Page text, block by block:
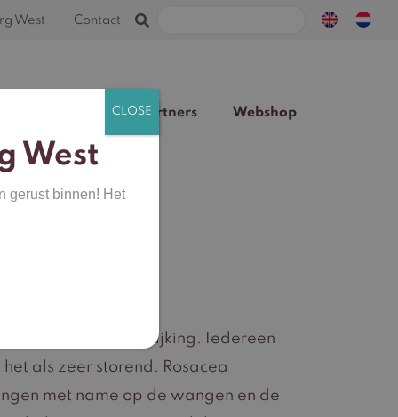
West Contact
Zoeken
Partners Webshop
huidafwijking. Iedereen
als zeer storend. Rosacea
met name op de wangen en de
West
gerust binnen! Het